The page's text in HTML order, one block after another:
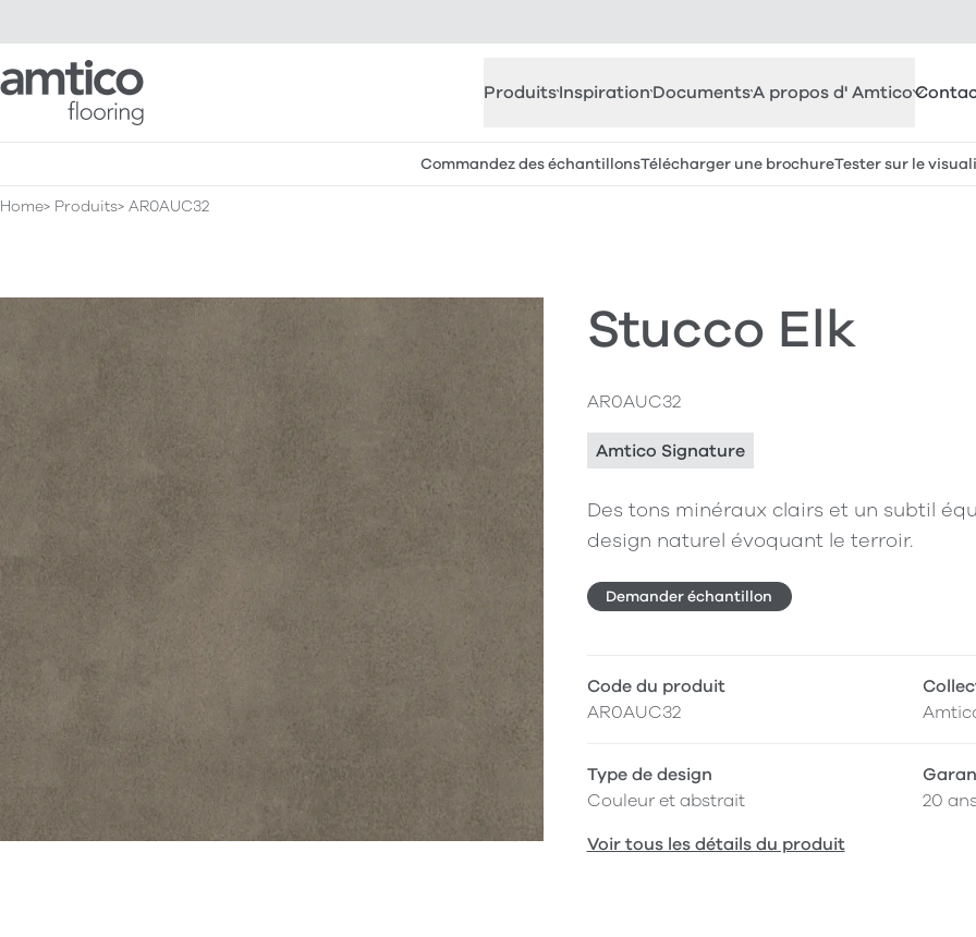
Amtico Flooring
ProduitsInspirationDocumentsA propos d' Amtico
Commandez des échantillonsTélécharger une brochureTester sur le
Home Produits AR0AUC32
Stucco Elk
AR0AUC32
Amtico Signature
Des tons minéraux clairs et un subtil
design naturel évoquant le terroir.
Demander échantillon
Code du produit
AR0AUC32
Type de design
Couleur et abstrait
20
Voir tous les détails du produit